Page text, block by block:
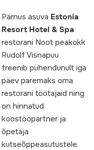
Pärnus asuva Estonia
Resort Hotel & Spa
restorani Noot peakokk
Rudolf Visnapuu
treenib pühendunult iga
päev paremaks oma
restorani töötajaid ning
on hinnatud
koostööpartner ja
õpetaja
kutseõppeasutustele.